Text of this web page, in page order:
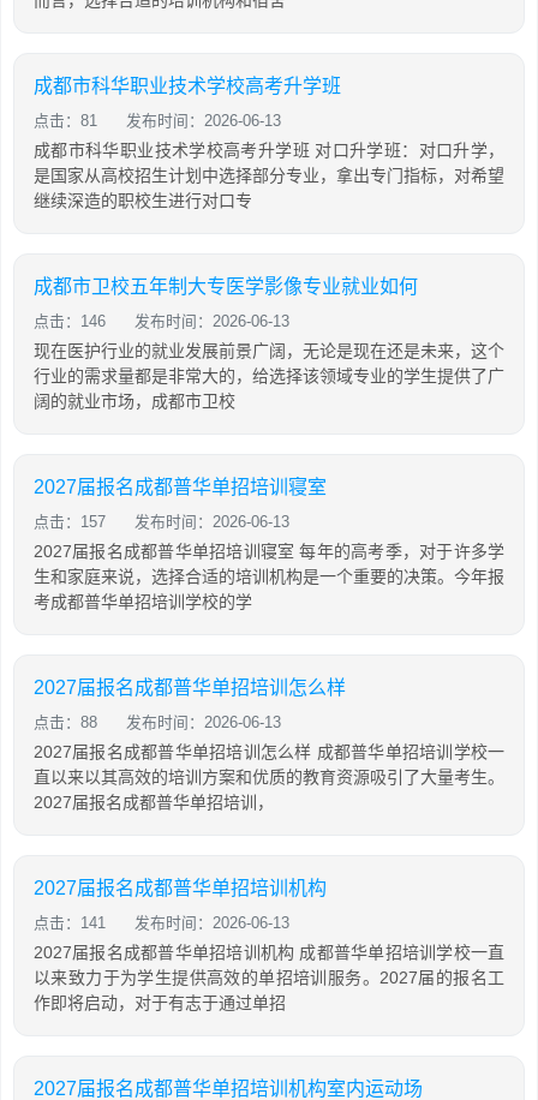
成都市科华职业技术学校高考升学班
点击：81 发布时间：2026-06-13
成都市科华职业技术学校高考升学班 对口升学班：对口升学，
是国家从高校招生计划中选择部分专业，拿出专门指标，对希望
继续深造的职校生进行对口专
成都市卫校五年制大专医学影像专业就业如何
点击：146 发布时间：2026-06-13
现在医护行业的就业发展前景广阔，无论是现在还是未来，这个
行业的需求量都是非常大的，给选择该领域专业的学生提供了广
阔的就业市场，成都市卫校
2027届报名成都普华单招培训寝室
点击：157 发布时间：2026-06-13
2027届报名成都普华单招培训寝室 每年的高考季，对于许多学
生和家庭来说，选择合适的培训机构是一个重要的决策。今年报
考成都普华单招培训学校的学
2027届报名成都普华单招培训怎么样
点击：88 发布时间：2026-06-13
2027届报名成都普华单招培训怎么样 成都普华单招培训学校一
直以来以其高效的培训方案和优质的教育资源吸引了大量考生。
2027届报名成都普华单招培训，
2027届报名成都普华单招培训机构
点击：141 发布时间：2026-06-13
2027届报名成都普华单招培训机构 成都普华单招培训学校一直
以来致力于为学生提供高效的单招培训服务。2027届的报名工
作即将启动，对于有志于通过单招
2027届报名成都普华单招培训机构室内运动场